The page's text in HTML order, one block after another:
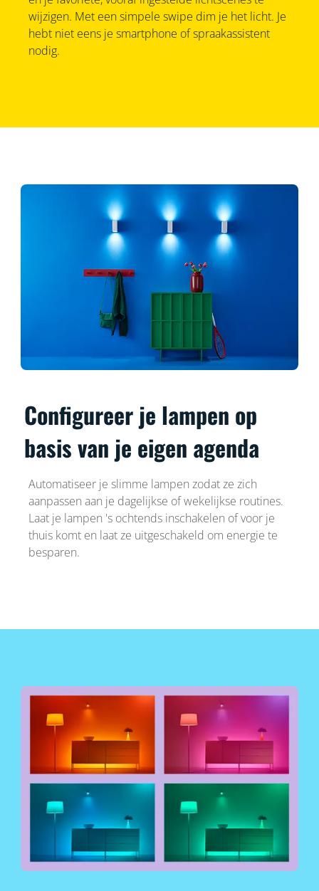
wijzigen. Met een simpele swipe dim je het licht. Je
hebt niet eens je smartphone of spraakassistent
nodig.
Configureer je lampen op
basis van je eigen agenda
Automatiseer je slimme lampen zodat ze zich
aanpassen aan je dagelijkse of wekelijkse routines.
Laat je lampen 's ochtends inschakelen of voor je
thuis komt en laat ze uitgeschakeld om energie te
besparen.